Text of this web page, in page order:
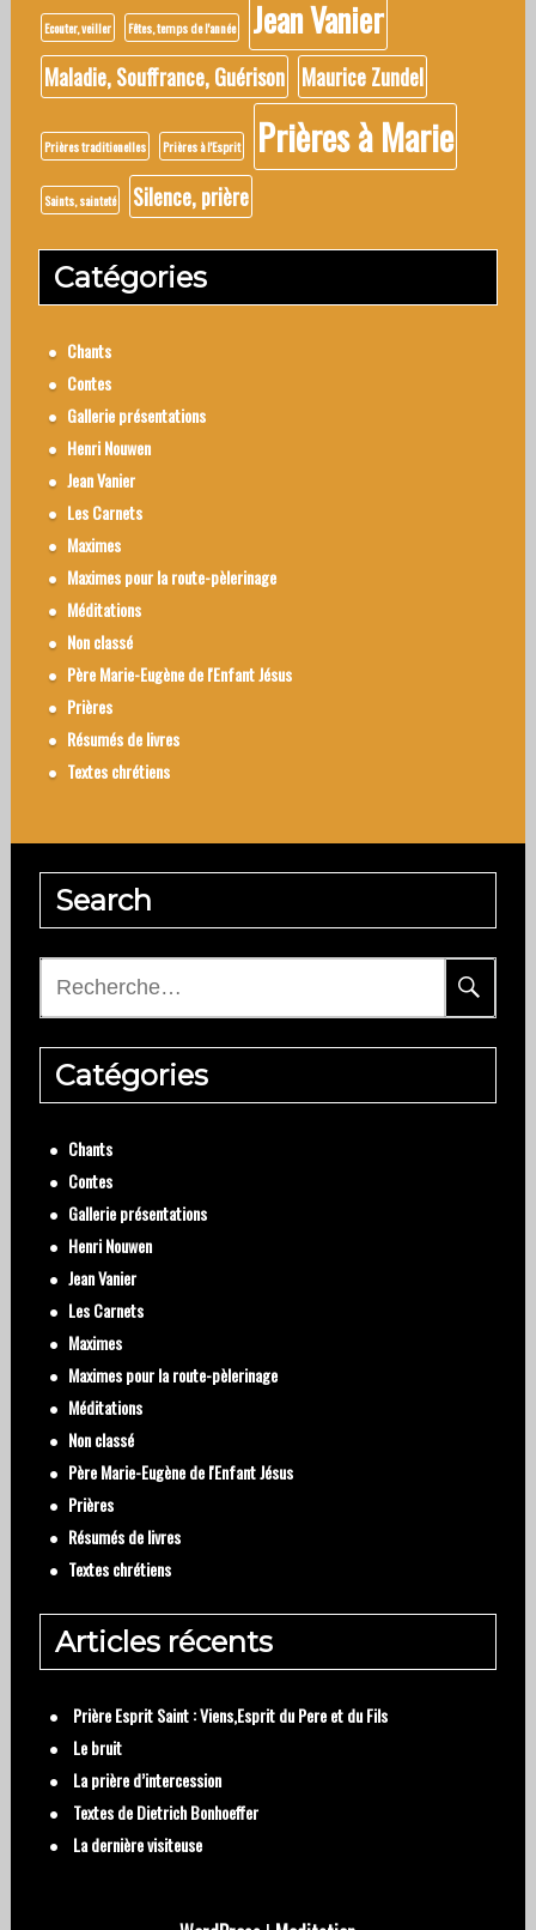
Ecouter, veiller Fêtes, temps de l'année Jean Vanier
Maladie, Souffrance, Guérison Maurice Zundel
Prières traditionelles Prières à l'Esprit Prières à Marie
Saints, sainteté Silence, prière
Catégories
Chants
Contes
Gallerie présentations
Henri Nouwen
Jean Vanier
Les Carnets
Maximes
Maximes pour la route-pèlerinage
Méditations
Non classé
Père Marie-Eugène de l'Enfant Jésus
Prières
Résumés de livres
Textes chrétiens
Search
Rechercher :
Catégories
Chants
Contes
Gallerie présentations
Henri Nouwen
Jean Vanier
Les Carnets
Maximes
Maximes pour la route-pèlerinage
Méditations
Non classé
Père Marie-Eugène de l'Enfant Jésus
Prières
Résumés de livres
Textes chrétiens
Articles récents
Prière Esprit Saint : Viens,Esprit du Pere et du Fils
Le bruit
La prière d’intercession
Textes de Dietrich Bonhoeffer
La dernière visiteuse